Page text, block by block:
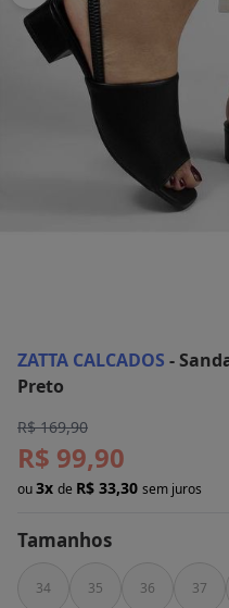
ZATTA CALCADOS -
Preto
R$ 169,90
R$ 99,90
ou3x de R$ 33,30 sem juros
Tamanhos
34 35 36 37